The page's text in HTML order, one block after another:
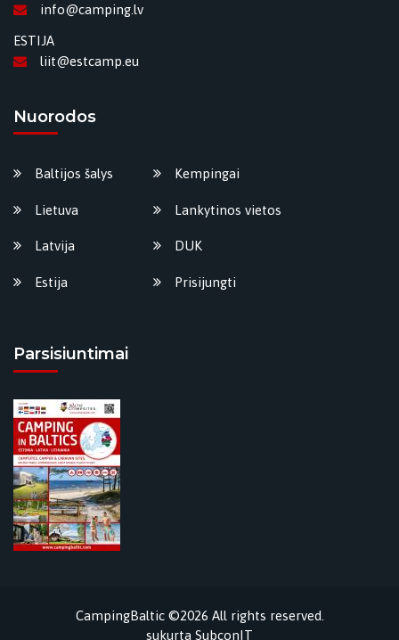
info@camping.lv
ESTIJA
liit@estcamp.eu
Nuorodos
Baltijos šalys
Lietuva
Latvija
Estija
Kempingai
Lankytinos vietos
DUK
Prisijungti
Parsisiuntimai
CampingBaltic ©2026 All rights reserved.
sukurta SubconIT